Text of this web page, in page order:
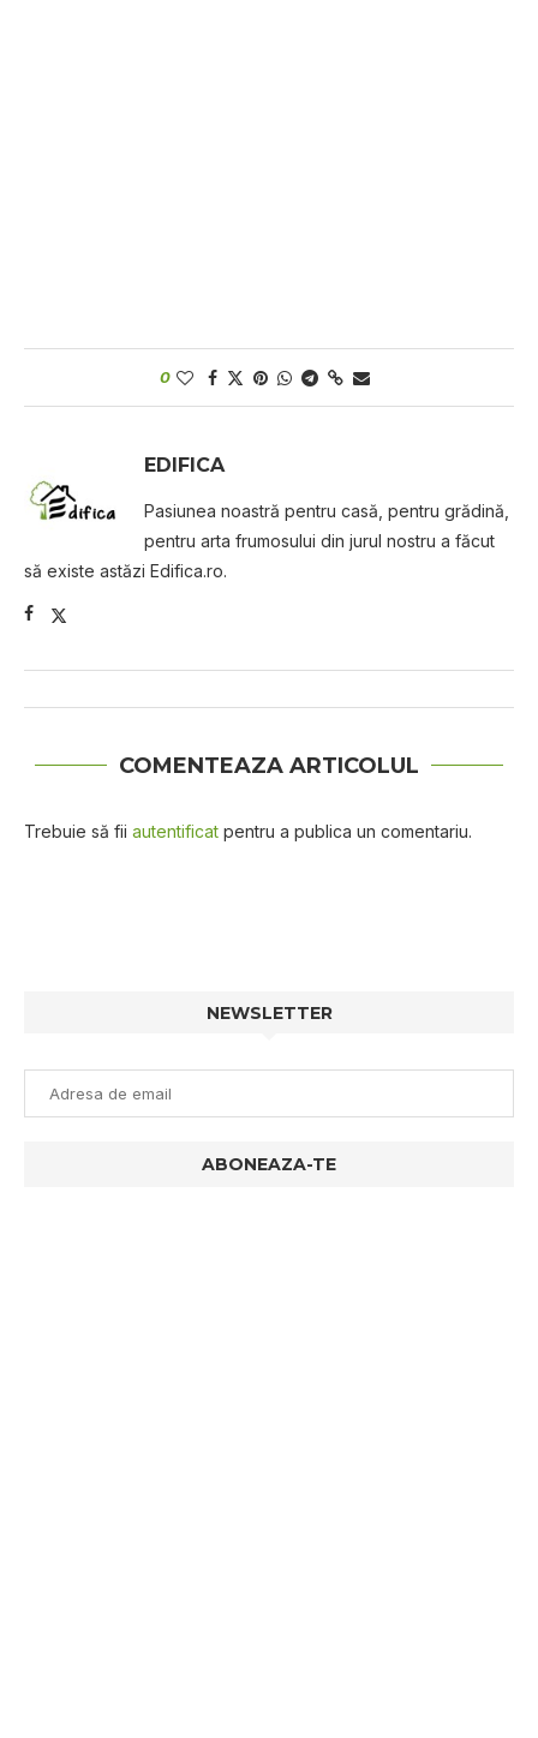
0
EDIFICA
Pasiunea noastră pentru casă, pentru grădină,
pentru arta frumosului din jurul nostru a făcut
să existe astăzi Edifica.ro.
COMENTEAZA ARTICOLUL
Trebuie să fii autentificat pentru a publica un comentariu.
NEWSLETTER